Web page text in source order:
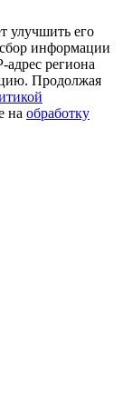
улучшить его
информации
адрес региона
Продолжая
на обработку